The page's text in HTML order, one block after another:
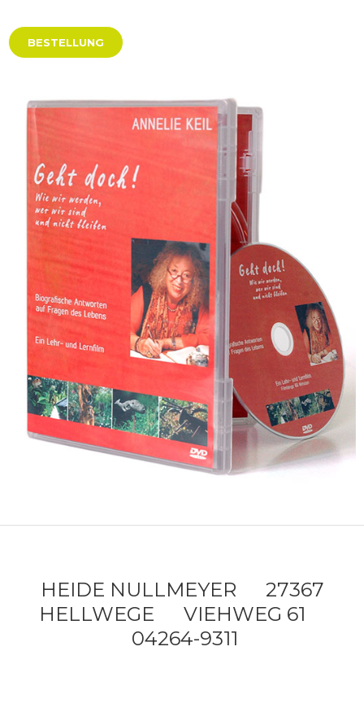
BESTELLUNG
HEIDE NULLMEYER 27367
HELLWEGE VIEHWEG 61
04264-9311